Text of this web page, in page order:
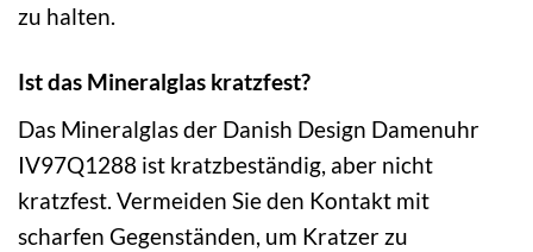
zu halten.
Ist das Mineralglas kratzfest?
Das Mineralglas der Danish Design Damenuhr
IV97Q1288 ist kratzbeständig, aber nicht
kratzfest. Vermeiden Sie den Kontakt mit
scharfen Gegenständen, um Kratzer zu